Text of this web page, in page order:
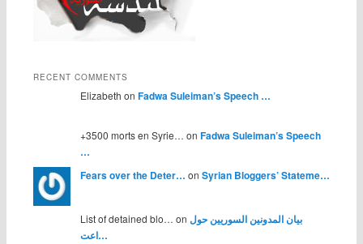
RECENT COMMENTS
Elizabeth on Fadwa Suleiman’s Speech …
+3500 morts en Syrie… on Fadwa Suleiman’s Speech
…
Fears over the Deter… on Syrian Bloggers’ Stateme…
List of detained blo… on بيان المدونين السوريين حول
اعت…